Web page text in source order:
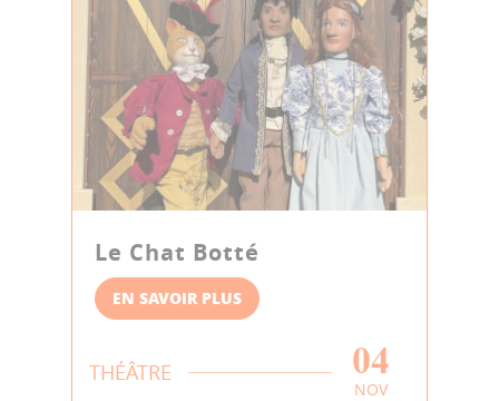
Le Chat Botté
EN SAVOIR PLUS
THÉÂTRE 04
NOV